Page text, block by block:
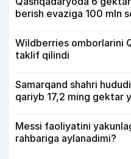
berish evaziga 100 mln
Wildberries omborlarini
taklif qilindi
Samarqand shahri
qariyb 17,2 ming gektar
Messi faoliyatini
rahbariga aylanadimi?